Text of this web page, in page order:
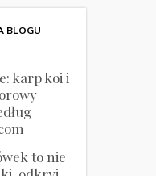
BLOGU
karp koi i
to nie